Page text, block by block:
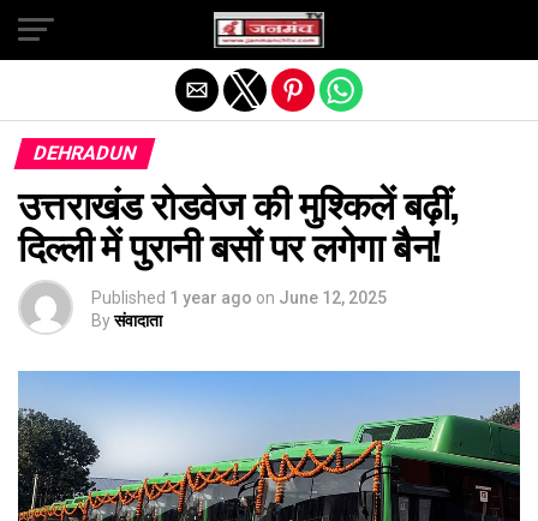
DEHRADUN
उत्तराखंड रोडवेज की मुश्किलें बढ़ीं,
दिल्ली में पुरानी बसों पर लगेगा बैन!
Published 1 year ago on June 12, 2025
Byसंवादाता
Exit mobile version